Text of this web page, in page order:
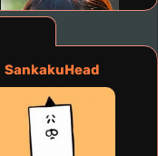
SankakuHead